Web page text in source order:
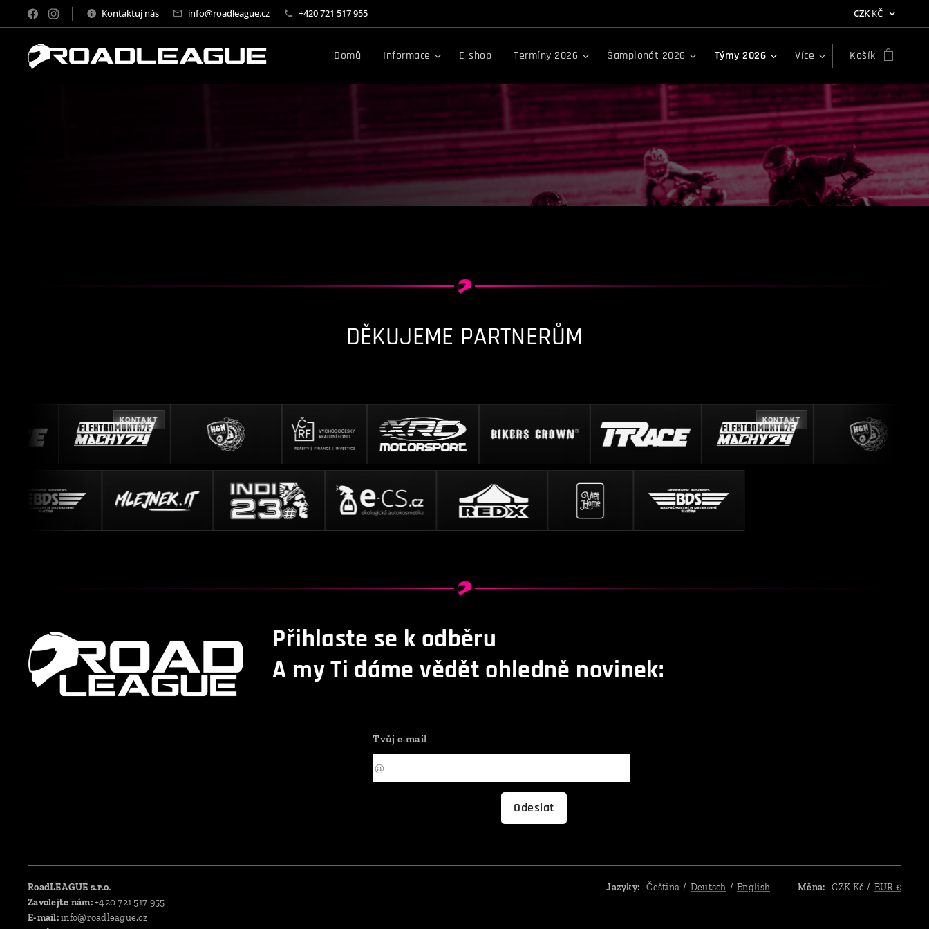
Kontaktuj nás info@roadleague.cz +420 721 517 955 CZK KČ
Domů Informace E-shop Termíny 2026 Šampionát 2026 Týmy 2026 Více Košík
DĚKUJEME PARTNERŮM
KONTAKT KONTAKT
Přihlaste se k odběru
A my Ti dáme vědět ohledně novinek:
Tvůj e-mail
Odeslat
RoadLEAGUE s.r.o.
Zavolejte nám:+420 721 517 955
E-mail:info@roadleague.cz
Jazyky Čeština Deutsch English Měna CZK Kč EUR €